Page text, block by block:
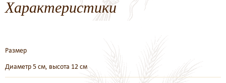
Характеристики
Размер
Диаметр 5 см, высота 12 см